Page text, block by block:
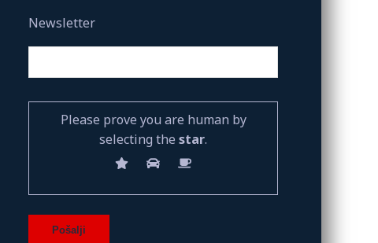
Newsletter
Please prove you are human by
selecting the star.